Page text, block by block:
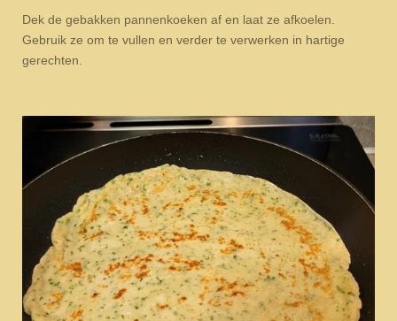
Dek de gebakken pannenkoeken af en laat ze afkoelen.
Gebruik ze om te vullen en verder te verwerken in hartige
gerechten.